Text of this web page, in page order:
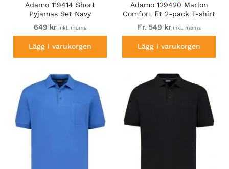
Adamo 119414 Short
Pyjamas Set Navy
649 krinkl. moms
Lägg i varukorgen
Adamo 129420 Marlon
Comfort fit 2-pack T-shirt
Olive Green
Fr. 549 krinkl. moms
Lägg i varukorgen